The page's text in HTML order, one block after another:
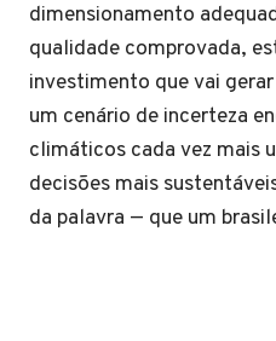
dimensionamento
qualidade comprovada,
investimento que vai
um cenário de incerteza
climáticos cada vez mais
decisões mais
da palavra — que um